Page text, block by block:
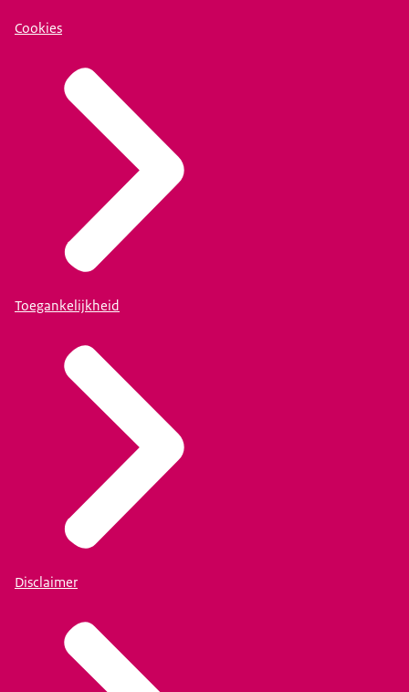
Cookies
Toegankelijkheid
Disclaimer